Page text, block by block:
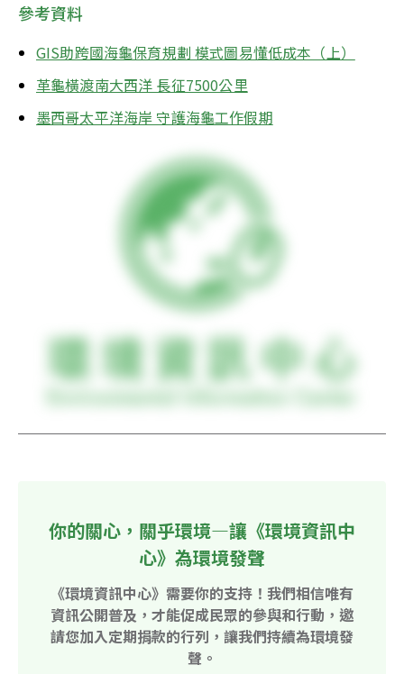
參考資料
GIS助跨國海龜保育規劃 模式圖易懂低成本（上）
革龜橫渡南大西洋 長征7500公里
墨西哥太平洋海岸 守護海龜工作假期
你的關心，關乎環境—讓《環境資訊中
心》為環境發聲
《環境資訊中心》需要你的支持！我們相信唯有
資訊公開普及，才能促成民眾的參與和行動，邀
請您加入定期捐款的行列，讓我們持續為環境發
聲。